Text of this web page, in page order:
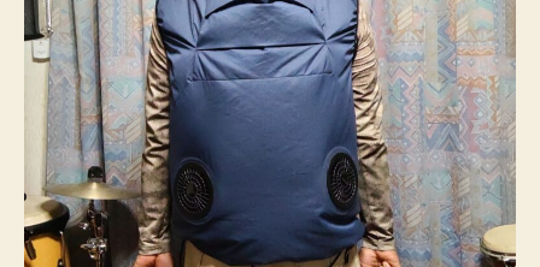
入！
猛
暑
の
暑
さ
対
策